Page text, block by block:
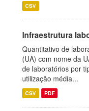
CSV
Infraestrutura
Quantitativo de
(UA) com nome da
de laboratórios por
utilização média...
CSV PDF